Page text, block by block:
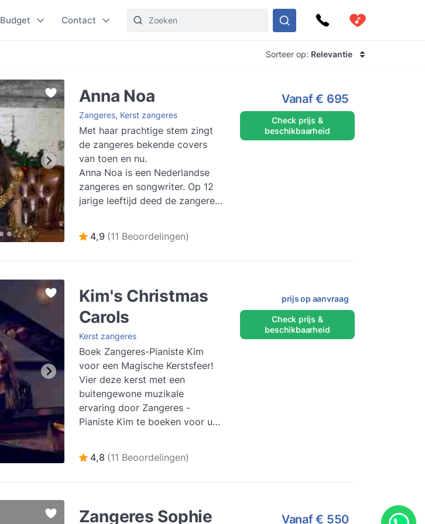
Budget Contact
Sorteer op: Relevantie
Anna Noa
Zangeres, Kerst zangeres
Met haar prachtige stem zingt
de zangeres bekende covers
van toen en nu.
Anna Noa is een Nederlandse
zangeres en songwriter. Op 12
jarige leeftijd deed de zangeres
Lees meer
4,9 (11 Beoordelingen)
Vanaf€ 695
Check prijs &
beschikbaarheid
Kim's Christmas
Carols
Kerst zangeres
Boek Zangeres-Pianiste Kim
voor een Magische Kerstsfeer!
Vier deze kerst met een
buitengewone muzikale
ervaring door Zangeres -
Pianiste Kim te boeken voor uw
4,8 (11 Beoordelingen)
prijs op aanvraag
Check prijs &
beschikbaarheid
Zangeres Sophie Vanaf€ 550